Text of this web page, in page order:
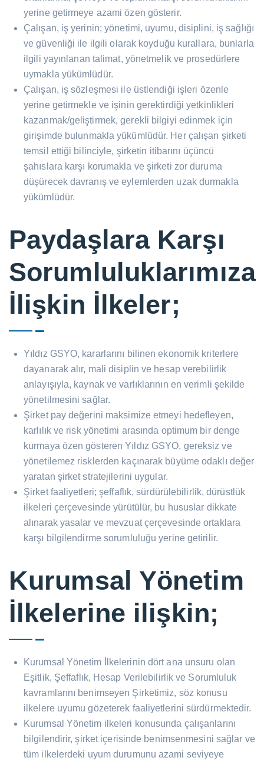
yerine getirmeye azami özen gösterir.
Çalışan, iş yerinin; yönetimi, uyumu, disiplini, iş sağlığı
ve güvenliği ile ilgili olarak koyduğu kurallara, bunlarla
ilgili yayınlanan talimat, yönetmelik ve prosedürlere
uymakla yükümlüdür.
Çalışan, iş sözleşmesi ile üstlendiği işleri özenle
yerine getirmekle ve işinin gerektirdiği yetkinlikleri
kazanmak/geliştirmek, gerekli bilgiyi edinmek için
girişimde bulunmakla yükümlüdür. Her çalışan şirketi
temsil ettiği bilinciyle, şirketin itibarını üçüncü
şahıslara karşı korumakla ve şirketi zor duruma
düşürecek davranış ve eylemlerden uzak durmakla
yükümlüdür.
Paydaşlara Karşı
Sorumluluklarımıza
İlişkin İlkeler;
Yıldız GSYO, kararlarını bilinen ekonomik kriterlere
dayanarak alır, mali disiplin ve hesap verebilirlik
anlayışıyla, kaynak ve varlıklarının en verimli şekilde
yönetilmesini sağlar.
Şirket pay değerini maksimize etmeyi hedefleyen,
karlılık ve risk yönetimi arasında optimum bir denge
kurmaya özen gösteren Yıldız GSYO, gereksiz ve
yönetilemez risklerden kaçınarak büyüme odaklı değer
yaratan şirket stratejilerini uygular.
Şirket faaliyetleri; şeffaflık, sürdürülebilirlik, dürüstlük
ilkeleri çerçevesinde yürütülür, bu hususlar dikkate
alınarak yasalar ve mevzuat çerçevesinde ortaklara
karşı bilgilendirme sorumluluğu yerine getirilir.
Kurumsal Yönetim
İlkelerine ilişkin;
Kurumsal Yönetim İlkelerinin dört ana unsuru olan
Eşitlik, Şeffaflık, Hesap Verilebilirlik ve Sorumluluk
kavramlarını benimseyen Şirketimiz, söz konusu
ilkelere uyumu gözeterek faaliyetlerini sürdürmektedir.
Kurumsal Yönetim ilkeleri konusunda çalışanlarını
bilgilendirir, şirket içerisinde benimsenmesini sağlar ve
tüm ilkelerdeki uyum durumunu azami seviyeye